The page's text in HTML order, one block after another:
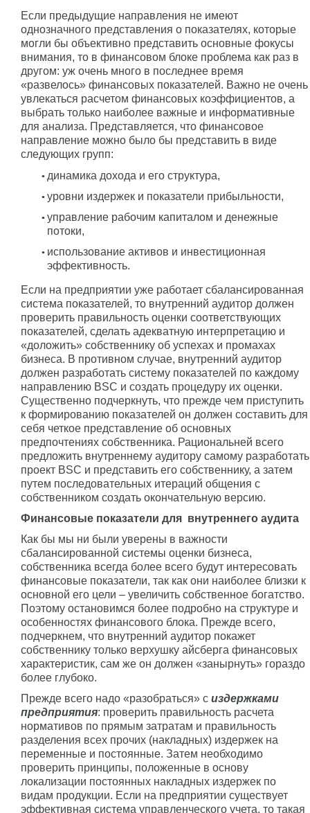
Если предыдущие направления не имеют
однозначного представления о показателях, которые
могли бы объективно представить основные фокусы
внимания, то в финансовом блоке проблема как раз в
другом: уж очень много в последнее время
«развелось» финансовых показателей. Важно не очень
увлекаться расчетом финансовых коэффициентов, а
выбрать только наиболее важные и информативные
для анализа. Представляется, что финансовое
направление можно было бы представить в виде
следующих групп:
динамика дохода и его структура,
уровни издержек и показатели прибыльности,
управление рабочим капиталом и денежные
потоки,
использование активов и инвестиционная
эффективность.
Если на предприятии уже работает сбалансированная
система показателей, то внутренний аудитор должен
проверить правильность оценки соответствующих
показателей, сделать адекватную интерпретацию и
«доложить» собственнику об успехах и промахах
бизнеса. В противном случае, внутренний аудитор
должен разработать систему показателей по каждому
направлению BSC и создать процедуру их оценки.
Существенно подчеркнуть, что прежде чем приступить
к формированию показателей он должен составить для
себя четкое представление об основных
предпочтениях собственника. Рациональней всего
предложить внутреннему аудитору самому разработать
проект BSC и представить его собственнику, а затем
путем последовательных итераций общения с
собственником создать окончательную версию.
Финансовые показатели для внутреннего аудита
Как бы мы ни были уверены в важности
сбалансированной системы оценки бизнеса,
собственника всегда более всего будут интересовать
финансовые показатели, так как они наиболее близки к
основной его цели – увеличить собственное богатство.
Поэтому остановимся более подробно на структуре и
особенностях финансового блока. Прежде всего,
подчеркнем, что внутренний аудитор покажет
собственнику только верхушку айсберга финансовых
характеристик, сам же он должен «занырнуть» гораздо
более глубоко.
Прежде всего надо «разобраться» с издержками
предприятия: проверить правильность расчета
нормативов по прямым затратам и правильность
разделения всех прочих (накладных) издержек на
переменные и постоянные. Затем необходимо
проверить принципы, положенные в основу
локализации постоянных накладных издержек по
видам продукции. Если на предприятии существует
эффективная система управленческого учета, то такая